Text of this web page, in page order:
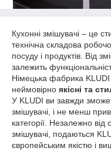
Кухонні змішувачі – це
технічна складова
посуду і продуктів. Від
залежить
Німецька фабрика KLUDI
неймовірно якісні та
У KLUDI ви завжди
змішувачі, і не менш
категорії. Незалежно від
змішувачі, подаються
європейським якістю і